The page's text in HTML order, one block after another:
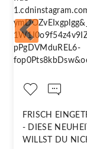
FRISCH
- DIESE
WILLST DU